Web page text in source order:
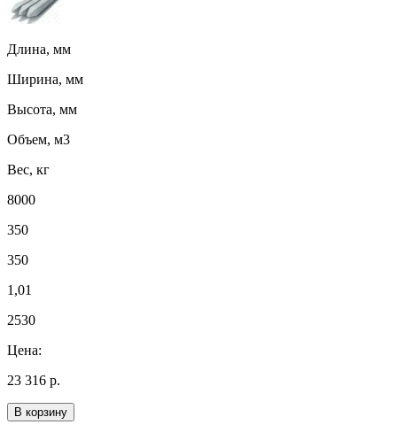
Длина, мм
Ширина, мм
Высота, мм
Объем, м3
Вес, кг
8000
350
350
1,01
2530
Цена:
23 316 р.
В корзину